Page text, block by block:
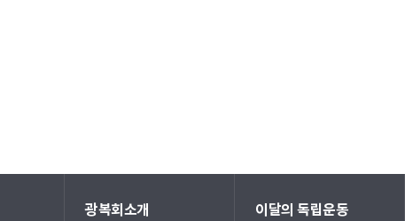
광복회소개 이달의 독립운동